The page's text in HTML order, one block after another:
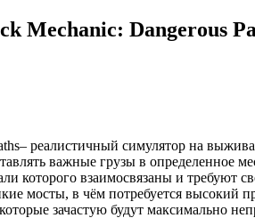
Mechanic: Dangerous
реалистичный симулятор на
важные грузы в определенное
которого взаимосвязаны и требуют
мосты, в чём потребуется высокий
зачастую будут максимально